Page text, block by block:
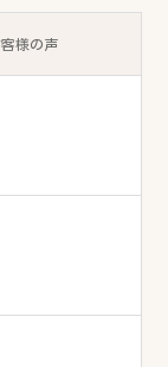
客様の声